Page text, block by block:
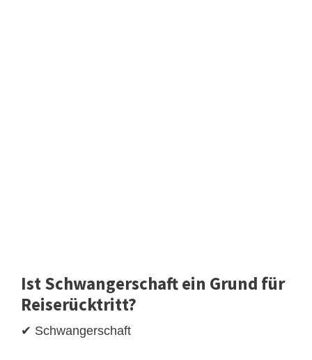
Ist Schwangerschaft ein Grund für
Reiserücktritt?
✔ Schwangerschaft